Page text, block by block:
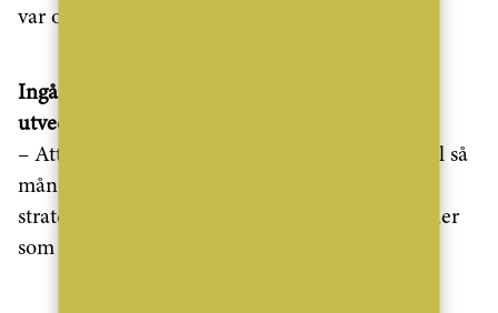
var också en bidragande faktor
Ingår TV-serien i er vision om hur ESNY ska
utvecklas?
– Att framhäva varumärket på ett tydligt sätt till så
många som möjligt ligger helt i linje med vår
strategi. En egen TV-show är svårt att slå – ju fler
som känner till oss, desto fler vill anlita oss.